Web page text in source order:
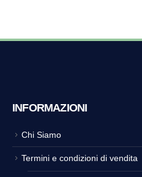
INFORMAZIONI
Chi Siamo
Termini e condizioni di vendita